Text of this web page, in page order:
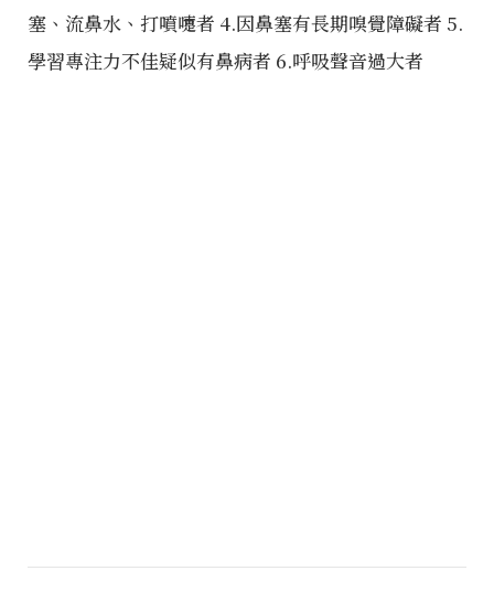
塞、流鼻水、打噴嚏者 4.因鼻塞有長期嗅覺障礙者 5.
學習專注力不佳疑似有鼻病者 6.呼吸聲音過大者